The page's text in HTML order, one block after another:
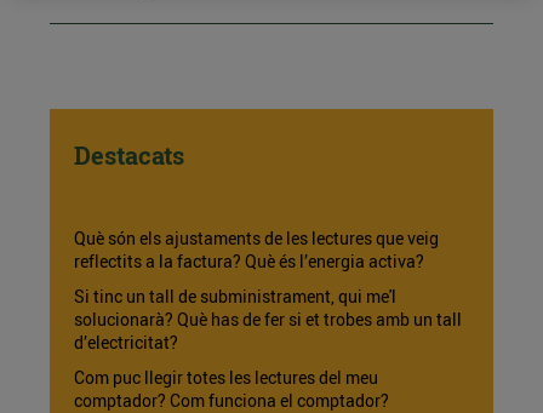
Destacats
Què són els ajustaments de les lectures que veig
reflectits a la factura? Què és l’energia activa?
Si tinc un tall de subministrament, qui me'l
solucionarà? Què has de fer si et trobes amb un tall
d’electricitat?
Com puc llegir totes les lectures del meu
comptador? Com funciona el comptador?